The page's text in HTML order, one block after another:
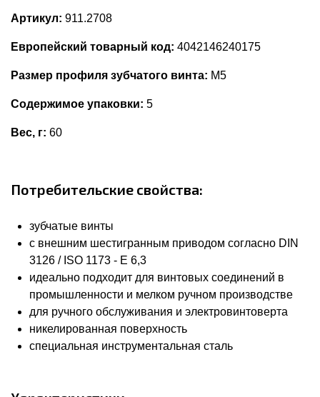
Артикул: 911.2708
Европейский товарный код: 4042146240175
Размер профиля зубчатого винта: M5
Содержимое упаковки: 5
Вес, г: 60
Потребительские свойства:
зубчатые винты
с внешним шестигранным приводом согласно DIN
3126 / ISO 1173 - E 6,3
идеально подходит для винтовых соединений в
промышленности и мелком ручном производстве
для ручного обслуживания и электровинтоверта
никелированная поверхность
специальная инструментальная сталь